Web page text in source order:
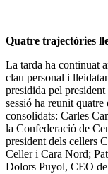
Quatre trajectòries
La tarda ha continuat
clau personal i
presidida pel
sessió ha reunit quatre
consolidats: Carles
la Confederació de
president dels cellers
Celler i Cara Nord;
Dolors Puyol, CEO